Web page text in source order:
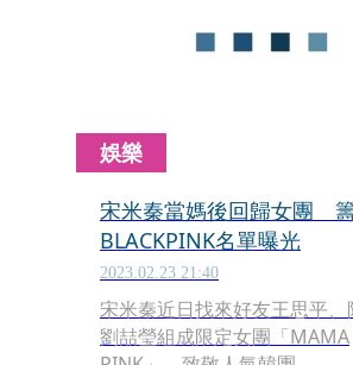
娛樂
宋米秦當媽後回歸女團
BLACKPINK名單曝光
2023.02.23 21:40
宋米秦近日找來好友王思平、
劉喆瑩組成限定女團「MAMA